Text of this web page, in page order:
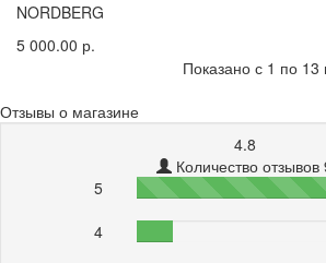
NORDBERG
5 000.00 р.
Показано с 1 по 13
Отзывы о магазине
4.8
Количество отзывов
5
87%
4